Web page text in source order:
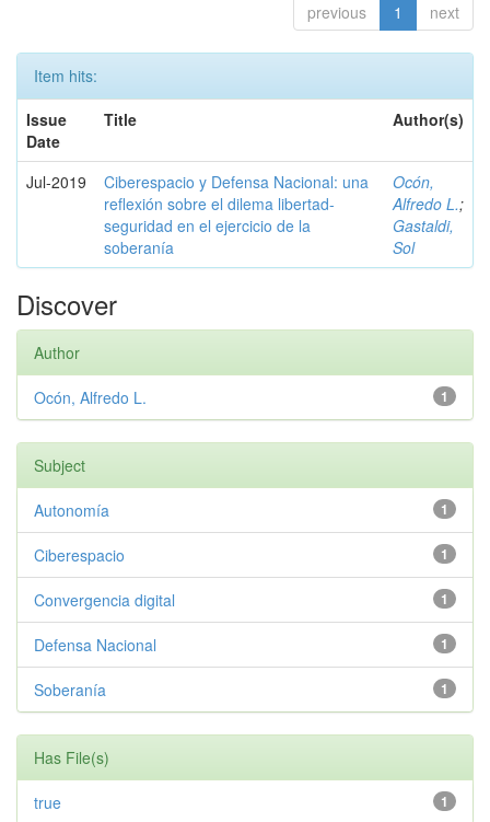
previous 1 next
Item hits:
Issue
Date
Title Author(s)
Jul-2019
Ciberespacio y Defensa Nacional: una
reflexión sobre el dilema libertad-
seguridad en el ejercicio de la
soberanía
Ocón,
Alfredo L.;
Gastaldi,
Sol
Discover
Author
1
Ocón, Alfredo L.
Subject
1
Autonomía
1
Ciberespacio
1
Convergencia digital
1
Defensa Nacional
1
Soberanía
Has File(s)
1
true